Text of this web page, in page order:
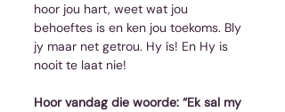
hoor jou hart, weet wat jou
behoeftes is en ken jou toekoms. Bly
jy maar net getrou. Hy ís! En Hy is
nooit te laat nie!
Hoor vandag die woorde: “Ek sal my